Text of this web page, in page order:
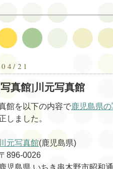
21
真館]川元写真館
館を以下の内容で鹿児島県
しました。
川元写真館(鹿児島県)
896-0026
児島県 いちき串木野市昭和